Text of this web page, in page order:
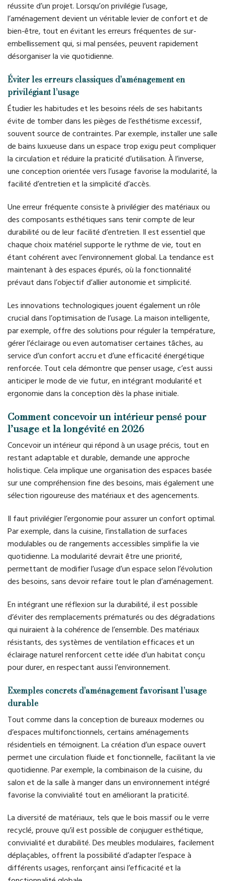
réussite d’un projet. Lorsqu’on privilégie l’usage,
l’aménagement devient un véritable levier de confort et de
bien-être, tout en évitant les erreurs fréquentes de sur-
embellissement qui, si mal pensées, peuvent rapidement
désorganiser la vie quotidienne.
Éviter les erreurs classiques d’aménagement en
privilégiant l’usage
Étudier les habitudes et les besoins réels de ses habitants
évite de tomber dans les pièges de l’esthétisme excessif,
souvent source de contraintes. Par exemple, installer une salle
de bains luxueuse dans un espace trop exigu peut compliquer
la circulation et réduire la praticité d’utilisation. À l’inverse,
une conception orientée vers l’usage favorise la modularité, la
facilité d’entretien et la simplicité d’accès.
Une erreur fréquente consiste à privilégier des matériaux ou
des composants esthétiques sans tenir compte de leur
durabilité ou de leur facilité d’entretien. Il est essentiel que
chaque choix matériel supporte le rythme de vie, tout en
étant cohérent avec l’environnement global. La tendance est
maintenant à des espaces épurés, où la fonctionnalité
prévaut dans l’objectif d’allier autonomie et simplicité.
Les innovations technologiques jouent également un rôle
crucial dans l’optimisation de l’usage. La maison intelligente,
par exemple, offre des solutions pour réguler la température,
gérer l’éclairage ou even automatiser certaines tâches, au
service d’un confort accru et d’une efficacité énergétique
renforcée. Tout cela démontre que penser usage, c’est aussi
anticiper le mode de vie futur, en intégrant modularité et
ergonomie dans la conception dès la phase initiale.
Comment concevoir un intérieur pensé pour
l’usage et la longévité en 2026
Concevoir un intérieur qui répond à un usage précis, tout en
restant adaptable et durable, demande une approche
holistique. Cela implique une organisation des espaces basée
sur une compréhension fine des besoins, mais également une
sélection rigoureuse des matériaux et des agencements.
Il faut privilégier l’ergonomie pour assurer un confort optimal.
Par exemple, dans la cuisine, l’installation de surfaces
modulables ou de rangements accessibles simplifie la vie
quotidienne. La modularité devrait être une priorité,
permettant de modifier l’usage d’un espace selon l’évolution
des besoins, sans devoir refaire tout le plan d’aménagement.
En intégrant une réflexion sur la durabilité, il est possible
d’éviter des remplacements prématurés ou des dégradations
qui nuiraient à la cohérence de l’ensemble. Des matériaux
résistants, des systèmes de ventilation efficaces et un
éclairage naturel renforcent cette idée d’un habitat conçu
pour durer, en respectant aussi l’environnement.
Exemples concrets d’aménagement favorisant l’usage
durable
Tout comme dans la conception de bureaux modernes ou
d’espaces multifonctionnels, certains aménagements
résidentiels en témoignent. La création d’un espace ouvert
permet une circulation fluide et fonctionnelle, facilitant la vie
quotidienne. Par exemple, la combinaison de la cuisine, du
salon et de la salle à manger dans un environnement intégré
favorise la convivialité tout en améliorant la praticité.
La diversité de matériaux, tels que le bois massif ou le verre
recyclé, prouve qu’il est possible de conjuguer esthétique,
convivialité et durabilité. Des meubles modulaires, facilement
déplaçables, offrent la possibilité d’adapter l’espace à
différents usages, renforçant ainsi l’efficacité et la